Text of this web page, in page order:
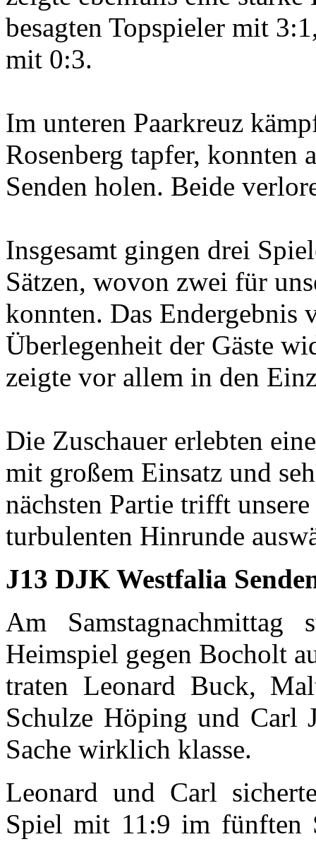
besagten Topspieler mit
mit 0:3.
Im unteren Paarkreuz
Rosenberg tapfer, konnten
Senden holen. Beide
Insgesamt gingen drei
Sätzen, wovon zwei für
konnten. Das Endergebnis
Überlegenheit der Gäste
zeigte vor allem in den
Die Zuschauer erlebten
mit großem Einsatz und
nächsten Partie trifft
turbulenten Hinrunde
J13 DJK Westfalia
Am Samstagnachmittag
Heimspiel gegen Bocholt
traten Leonard Buck,
Schulze Höping und Carl
Sache wirklich klasse.
Leonard und Carl
Spiel mit 11:9 im fünften